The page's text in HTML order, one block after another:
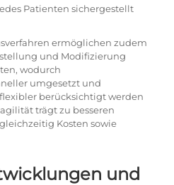
Patienten sichergestellt
ermöglichen zudem
und Modifizierung
wodurch
umgesetzt und
berücksichtigt werden
trägt zu besseren
Kosten sowie
und